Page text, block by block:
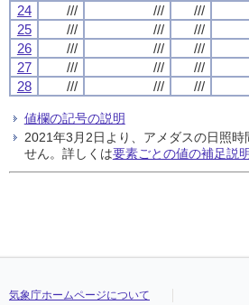
24
/// /// ///
25
/// /// ///
26
/// /// ///
27
/// /// ///
28
/// /// ///
値欄の記号の説明
2021年3月2日より、アメダスの日照
せん。詳しくは要素ごとの値の補足説明
気象庁ホームページについて